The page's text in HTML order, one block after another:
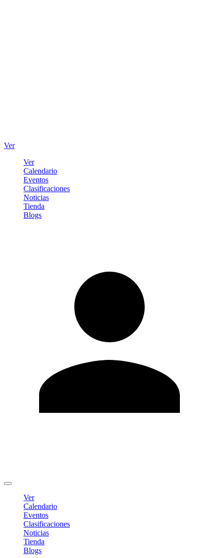
Ver
Ver
Calendario
Eventos
Clasificaciones
Noticias
Tienda
Blogs
Ver
Calendario
Eventos
Clasificaciones
Noticias
Tienda
Blogs